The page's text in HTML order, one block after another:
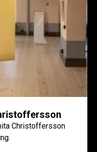
Christoffersson